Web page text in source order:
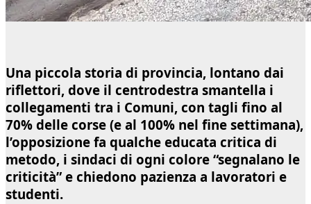
Una piccola storia di provincia, lontano dai
riflettori, dove il centrodestra smantella i
collegamenti tra i Comuni, con tagli fino al
70% delle corse (e al 100% nel fine settimana),
l’opposizione fa qualche educata critica di
metodo, i sindaci di ogni colore “segnalano le
criticità” e chiedono pazienza a lavoratori e
studenti.